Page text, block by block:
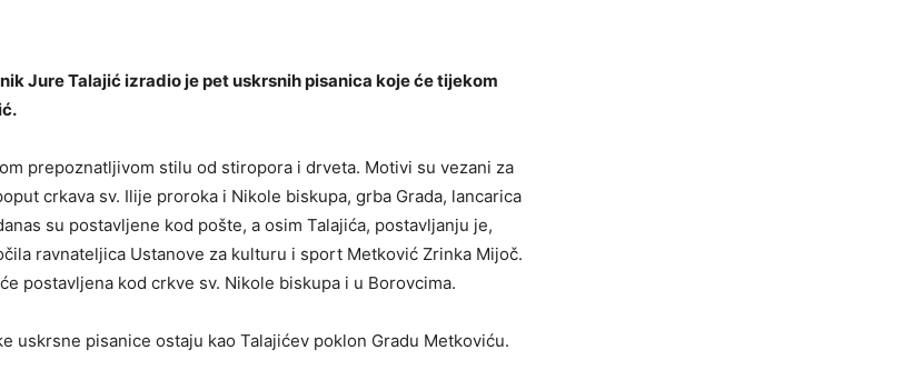
Jure Talajić izradio je pet uskrsnih pisanica koje će tijekom
prepoznatljivom stilu od stiropora i drveta. Motivi su vezani za
crkava sv. Ilije proroka i Nikole biskupa, grba Grada, lancarica
su postavljene kod pošte, a osim Talajića, postavljanju je,
ravnateljica Ustanove za kulturu i sport Metković Zrinka Mijoč.
postavljena kod crkve sv. Nikole biskupa i u Borovcima.
uskrsne pisanice ostaju kao Talajićev poklon Gradu Metkoviću.